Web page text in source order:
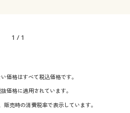
1 / 1
価格はすべて税込価格です。
価格に適用されています。
売時の消費税率で表示しています。